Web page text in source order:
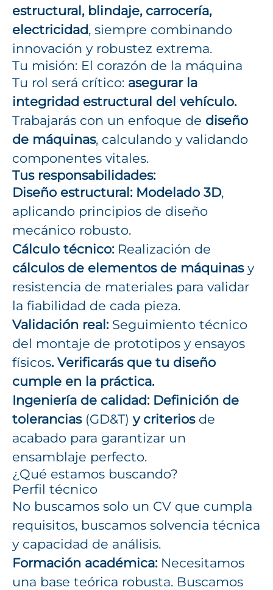
estructural, blindaje, carrocería,
electricidad, siempre combinando
innovación y robustez extrema.
Tu misión: El corazón de la máquina
Tu rol será crítico: asegurar la
integridad estructural del vehículo.
Trabajarás con un enfoque de diseño
de máquinas, calculando y validando
componentes vitales.
Tus responsabilidades:
Diseño estructural: Modelado 3D,
aplicando principios de diseño
mecánico robusto.
Cálculo técnico:Realización de
cálculos de elementos de máquinasy
resistencia de materiales para validar
la fiabilidad de cada pieza.
Validación real:Seguimiento técnico
del montaje de prototipos y ensayos
físicos. Verificarás que tu diseño
cumple en la práctica.
Ingeniería de calidad: Definición de
tolerancias(GD&T) y criterios de
acabado para garantizar un
ensamblaje perfecto.
¿Qué estamos buscando?
Perfil técnico
No buscamos solo un CV que cumpla
requisitos, buscamos solvencia técnica
y capacidad de análisis.
Formación académica:Necesitamos
una base teórica robusta. Buscamos